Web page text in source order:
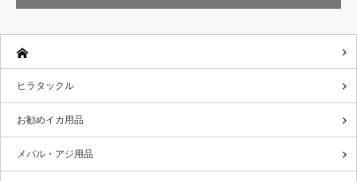
ヒラタックル
お勧めイカ用品
メバル・アジ用品